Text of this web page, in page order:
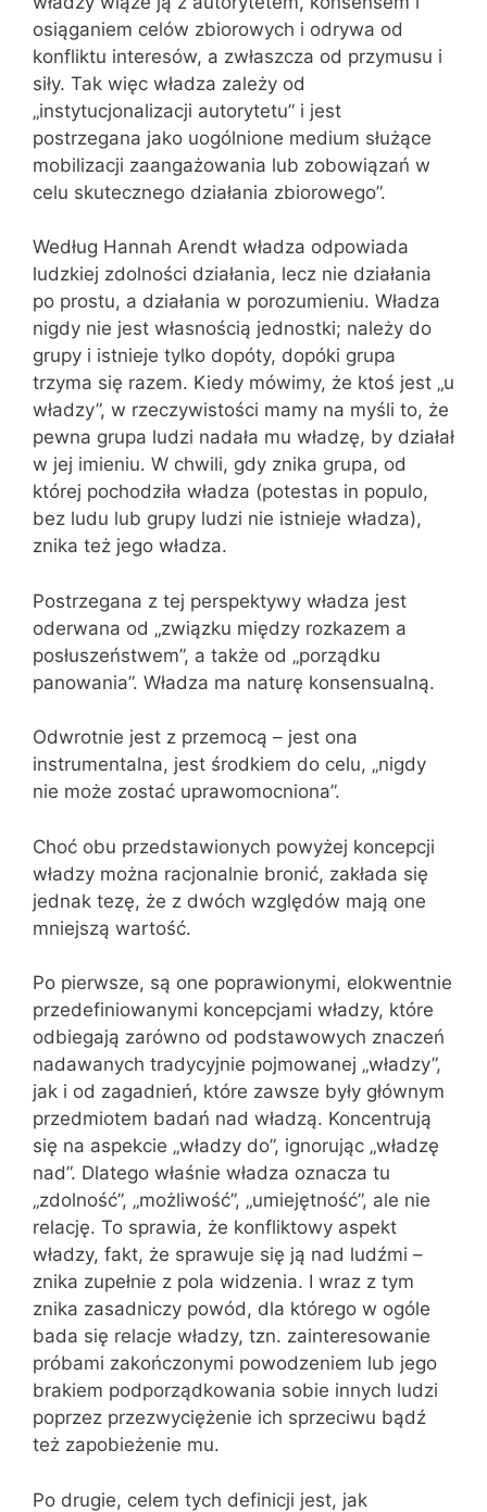
osiąganiem celów zbiorowych i odrywa od
konfliktu interesów, a zwłaszcza od przymusu i
siły. Tak więc władza zależy od
„instytucjonalizacji autorytetu” i jest
postrzegana jako uogólnione medium służące
mobilizacji zaangażowania lub zobowiązań w
celu skutecznego działania zbiorowego”.
Według Hannah Arendt władza odpowiada
ludzkiej zdolności działania, lecz nie działania
po prostu, a działania w porozumieniu. Władza
nigdy nie jest własnością jednostki; należy do
grupy i istnieje tylko dopóty, dopóki grupa
trzyma się razem. Kiedy mówimy, że ktoś jest „u
władzy”, w rzeczywistości mamy na myśli to, że
pewna grupa ludzi nadała mu władzę, by działał
w jej imieniu. W chwili, gdy znika grupa, od
której pochodziła władza (potestas in populo,
bez ludu lub grupy ludzi nie istnieje władza),
znika też jego władza.
Postrzegana z tej perspektywy władza jest
oderwana od „związku między rozkazem a
posłuszeństwem”, a także od „porządku
panowania”. Władza ma naturę konsensualną.
Odwrotnie jest z przemocą – jest ona
instrumentalna, jest środkiem do celu, „nigdy
nie może zostać uprawomocniona”.
Choć obu przedstawionych powyżej koncepcji
władzy można racjonalnie bronić, zakłada się
jednak tezę, że z dwóch względów mają one
mniejszą wartość.
Po pierwsze, są one poprawionymi, elokwentnie
przedefiniowanymi koncepcjami władzy, które
odbiegają zarówno od podstawowych znaczeń
nadawanych tradycyjnie pojmowanej „władzy”,
jak i od zagadnień, które zawsze były głównym
przedmiotem badań nad władzą. Koncentrują
się na aspekcie „władzy do”, ignorując „władzę
nad”. Dlatego właśnie władza oznacza tu
„zdolność”, „możliwość”, „umiejętność”, ale nie
relację. To sprawia, że konfliktowy aspekt
władzy, fakt, że sprawuje się ją nad ludźmi –
znika zupełnie z pola widzenia. I wraz z tym
znika zasadniczy powód, dla którego w ogóle
bada się relacje władzy, tzn. zainteresowanie
próbami zakończonymi powodzeniem lub jego
brakiem podporządkowania sobie innych ludzi
poprzez przezwyciężenie ich sprzeciwu bądź
też zapobieżenie mu.
Po drugie, celem tych definicji jest, jak